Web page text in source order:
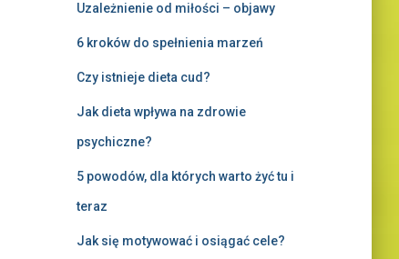
Uzależnienie od miłości – objawy
6 kroków do spełnienia marzeń
Czy istnieje dieta cud?
Jak dieta wpływa na zdrowie
psychiczne?
5 powodów, dla których warto żyć tu i
teraz
Jak się motywować i osiągać cele?